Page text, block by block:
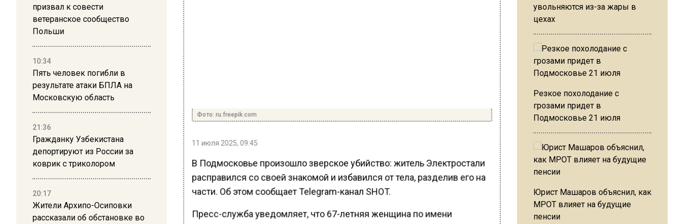
призвал к совести
ветеранское сообщество
Польши
10:34
Пять человек погибли в
результате атаки БПЛА на
Московскую область
21:36
Гражданку Узбекистана
депортируют из России за
коврик с триколором
20:17
Жители Архипо-Осиповки
рассказали об обстановке во
Фото: ru.freepik.com
11 июля 2025, 09:45
В Подмосковье произошло зверское убийство: житель Электростали
расправился со своей знакомой и избавился от тела, разделив его на
части. Об этом сообщает Telegram-канал SHOT.
Пресс-служба уведомляет, что 67-летняя женщина по имени
увольняются из-за жары в
цехах
Резкое похолодание с
грозами придет в
Подмосковье 21 июля
Юрист Машаров объяснил, как
МРОТ влияет на будущие
пенсии